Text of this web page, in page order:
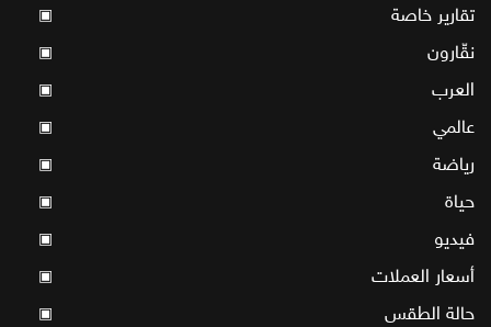
تقارير خاصة ▣
نقّارون ▣
العرب ▣
عالمي ▣
رياضة ▣
حياة ▣
فيديو ▣
أسعار العملات ▣
حالة الطقس ▣